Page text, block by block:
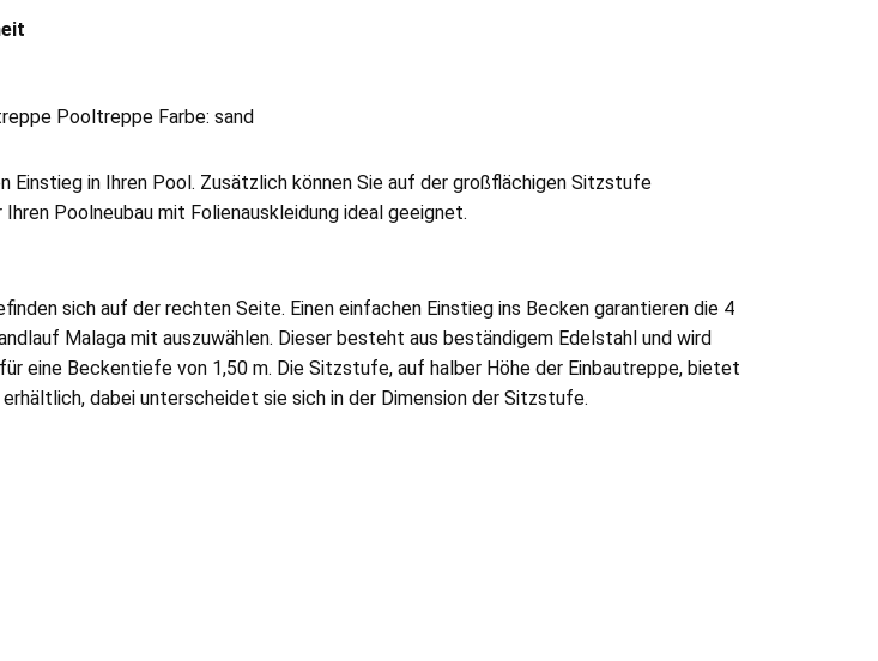
Pooltreppe Farbe: sand
in Ihren Pool. Zusätzlich können Sie auf der großflächigen Sitzstufe
Poolneubau mit Folienauskleidung ideal geeignet.
sich auf der rechten Seite. Einen einfachen Einstieg ins Becken garantieren die 4
Malaga mit auszuwählen. Dieser besteht aus beständigem Edelstahl und wird
eine Beckentiefe von 1,50 m. Die Sitzstufe, auf halber Höhe der Einbautreppe, bietet
dabei unterscheidet sie sich in der Dimension der Sitzstufe.